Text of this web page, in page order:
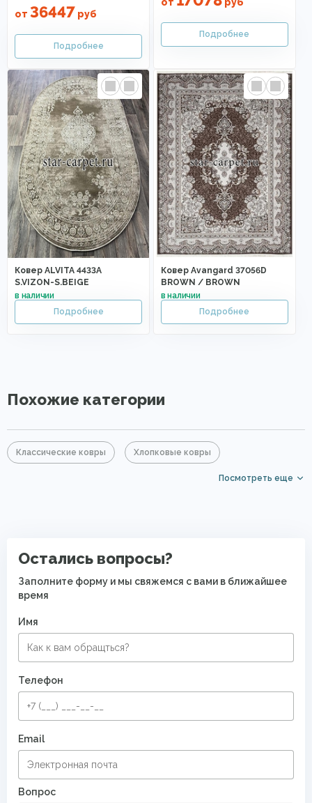
от 36447 руб
Ковер ALVITA 4433A
S.VIZON-S.BEIGE
Ковер Avangard 37056D
BROWN / BROWN
Похожие категории
Классические ковры Хлопковые ковры
Посмотреть еще
Остались вопросы?
Заполните форму и мы свяжемся с вами в ближайшее
время
Имя
Телефон
Email
Вопрос